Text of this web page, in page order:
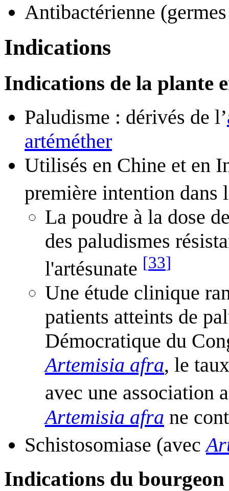
Antibactérienne
Indications
Indications de la plante
Paludisme : dérivés de l’
artéméther
Utilisés en Chine et en
première intention dans
La poudre à la dose
des paludismes
l'artésunate [33]
Une étude clinique
patients atteints de
Démocratique du
Artemisia afra, le
avec une association
Artemisia afra ne
Schistosomiase (avec
Indications du